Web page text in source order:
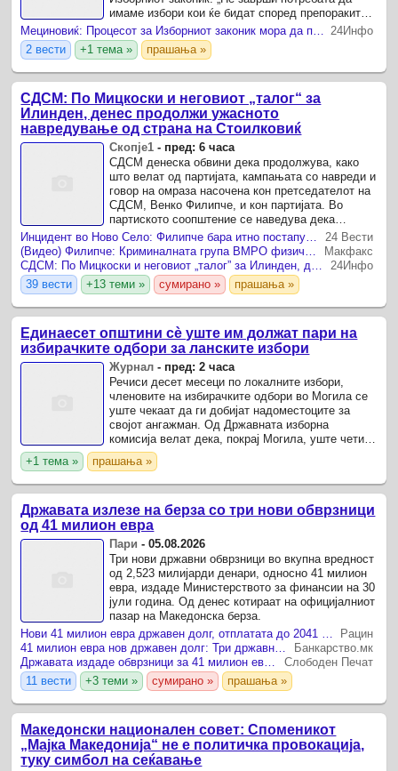
имаме избори кои ќе бидат според препораките
на ОБСЕ/ОДИХР и меѓународните стандарди.
24Инфо
2 вести
+1 тема » прашања »
СДСМ: По Мицкоски и неговиот „талог“ за
Илинден, денес продолжи ужасното
навредување од страна на Стоилковиќ
Скопје1 - пред: 6 часа
СДСМ денеска обвини дека продолжува, како
што велат од партијата, кампањата со навреди и
говор на омраза насочена кон претседателот на
СДСМ, Венко Филипче, и кон партијата. Во
партиското соопштение се наведува дека
министерот Иван Стоилковиќ преку објава на
својот профил на ...
24 Вести
Макфакс
24Инфо
39 вести
+13 теми » сумирано » прашања »
Единаесет општини сè уште им должат пари на
избирачките одбори за ланските избори
Журнал - пред: 2 часа
Речиси десет месеци по локалните избори,
членовите на избирачките одбори во Могила се
уште чекаат да ги добијат надоместоците за
својот ангажман. Од Државната изборна
комисија велат дека, покрај Могила, уште четири
општини Крива Паланка, Чешиново-Облешево,
Струмица и Валандово, ...
+1 тема » прашања »
Државата излезе на берза со три нови обврзници
од 41 милион евра
Пари -05.08.2026
Три нови државни обврзници во вкупна вредност
од 2,523 милијарди денари, односно 41 милион
евра, издаде Министерството за финансии на 30
јули година. Од денес котираат на официјалниот
пазар на Македонска берза.
Нови 41 милион евра државен долг, отплатата до 2041 година
Рацин
41 милион евра нов државен долг: Три државни обврзници од денес се тргуваат на Македонска берза, каматите достигнуваат до 5,20 проценти
Банкарство.мк
Државата издаде обврзници за 41 милион евра, кој сака нека си купи на Берза
Слободен Печат
11 вести
+3 теми » сумирано » прашања »
Македонски национален совет: Споменикот
„Мајка Македонија“ не е политичка провокација,
туку симбол на сеќавање